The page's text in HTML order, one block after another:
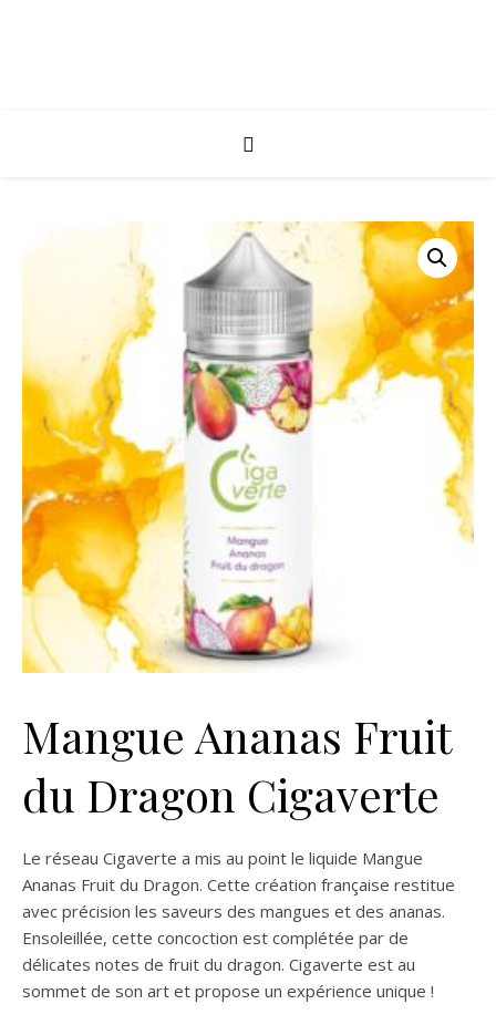
Mangue Ananas Fruit
du Dragon Cigaverte
Le réseau Cigaverte a mis au point le liquide Mangue
Ananas Fruit du Dragon. Cette création française restitue
avec précision les saveurs des mangues et des ananas.
Ensoleillée, cette concoction est complétée par de
délicates notes de fruit du dragon. Cigaverte est au
sommet de son art et propose un expérience unique !